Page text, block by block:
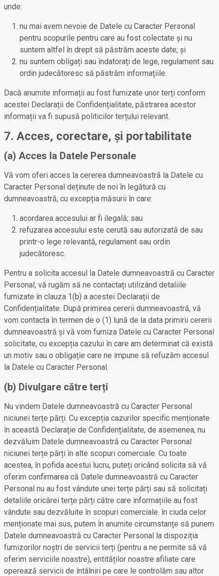
unde:
nu mai avem nevoie de Datele cu Caracter Personal
pentru scopurile pentru care au fost colectate și nu
suntem altfel în drept să păstrăm aceste date; și
nu suntem obligați sau îndatorați de lege, regulament sau
ordin judecătoresc să păstrăm informațiile.
Dacă anumite informații au fost furnizate unor terți conform
acestei Declarații de Confidențialitate, păstrarea acestor
informații va fi supusă politicilor terțului relevant.
7. Acces, corectare, și portabilitate
(a) Acces la Datele Personale
Vă vom oferi acces la cererea dumneavoastră la Datele cu
Caracter Personal deținute de noi în legătură cu
dumneavoastră, cu excepția măsurii în care:
acordarea accesului ar fi ilegală; sau
refuzarea accesului este cerută sau autorizată de sau
printr-o lege relevantă, regulament sau ordin
judecătoresc.
Pentru a solicita accesul la Datele dumneavoastră cu Caracter
Personal, vă rugăm să ne contactați utilizând detaliile
furnizate în clauza 1(b) a acestei Declarații de
Confidențialitate. După primirea cererii dumneavoastră, vă
vom contacta în termen de o (1) lună de la data primirii cererii
dumneavoastră și vă vom furniza Datele cu Caracter Personal
solicitate, cu excepția cazului în care am determinat că există
un motiv sau o obligație care ne impune să refuzăm accesul
la Datele cu Caracter Personal.
(b) Divulgare către terți
Nu vindem Datele dumneavoastră cu Caracter Personal
niciunei terțe părți. Cu excepția cazurilor specific menționate
în această Declarație de Confidențialitate, de asemenea, nu
dezvăluim Datele dumneavoastră cu Caracter Personal
niciunei terțe părți în alte scopuri comerciale. Cu toate
acestea, în pofida acestui lucru, puteți oricând solicita să vă
oferim confirmarea că Datele dumneavoastră cu Caracter
Personal nu au fost vândute unei terțe părți sau să solicitați
detaliile oricărei terțe părți către care informațiile au fost
vândute sau dezvăluite în scopuri comerciale. în ciuda celor
menționate mai sus, putem în anumite circumstanțe să punem
Datele dumneavoastră cu Caracter Personal la dispoziția
furnizorilor noștri de servicii terți (pentru a ne permite să vă
oferim serviciile noastre), entităților noastre afiliate care
operează servicii de întâlniri pe care le controlăm sau altor